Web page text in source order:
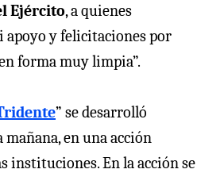
Ejército, a quienes
apoyo y felicitaciones por
forma muy limpia”.
” se desarrolló
mañana, en una acción
instituciones. En la acción se